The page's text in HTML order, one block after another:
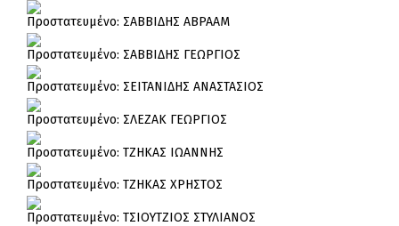
Πρoστατευμένο: ΣΑΒΒΙΔΗΣ ΑΒΡΑΑΜ
Πρoστατευμένο: ΣΑΒΒΙΔΗΣ ΓΕΩΡΓΙΟΣ
Πρoστατευμένο: ΣΕΙΤΑΝΙΔΗΣ ΑΝΑΣΤΑΣΙΟΣ
Πρoστατευμένο: ΣΛΕΖΑΚ ΓΕΩΡΓΙΟΣ
Πρoστατευμένο: ΤΖΗΚΑΣ ΙΩΑΝΝΗΣ
Πρoστατευμένο: ΤΖΗΚΑΣ ΧΡΗΣΤΟΣ
Πρoστατευμένο: ΤΣΙΟΥΤΖΙΟΣ ΣΤΥΛΙΑΝΟΣ